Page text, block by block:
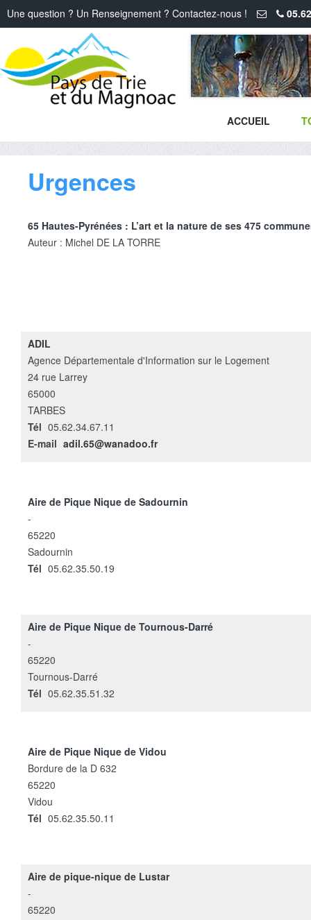
Une question ? Un Renseignement ? Contactez-nous !
ACCUEIL
Urgences
65 Hautes-Pyrénées : L’art et la nature de ses 475
Auteur : Michel DE LA TORRE
ADIL
Agence Départementale d'Information sur le Logement
24 rue Larrey
65000
TARBES
Tél 05.62.34.67.11
E-mail adil.65@wanadoo.fr
Aire de Pique Nique de Sadournin
-
65220
Sadournin
Tél 05.62.35.50.19
Aire de Pique Nique de Tournous-Darré
-
65220
Tournous-Darré
Tél 05.62.35.51.32
Aire de Pique Nique de Vidou
Bordure de la D 632
65220
Vidou
Tél 05.62.35.50.11
Aire de pique-nique de Lustar
-
65220